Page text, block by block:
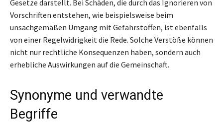
Gesetze darstellt. Bei Schäden, die durch das Ignorieren von
Vorschriften entstehen, wie beispielsweise beim
unsachgemäßen Umgang mit Gefahrstoffen, ist ebenfalls
von einer Regelwidrigkeit die Rede. Solche Verstöße können
nicht nur rechtliche Konsequenzen haben, sondern auch
erhebliche Auswirkungen auf die Gemeinschaft.
Synonyme und verwandte
Begriffe